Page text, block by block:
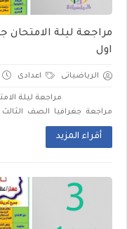
مراجعة ليلة الامتحان
اول
الرياضياتى اعدادى 08
مراجعة ليلة الامتحان
مراجعة جغرافيا الصف الثالث
أقراء المزيد